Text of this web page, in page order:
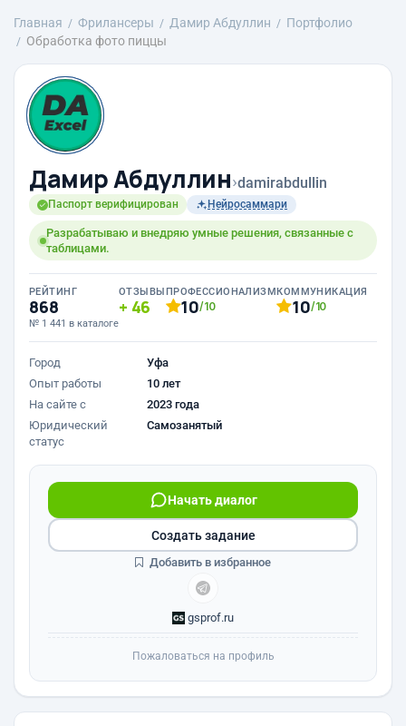
Главная Фрилансеры Дамир Абдуллин
Портфолио
Обработка фото пиццы
Дамир Абдуллин›damirabdullin
Паспорт верифицирован Нейросаммари
Разрабатываю и внедряю умные решения, связанные с
таблицами.
РЕЙТИНГ
868
№ 1 441 в каталоге
ОТЗЫВЫ
46
ПРОФЕССИОНАЛИЗМ
10/10
КОММУНИКАЦИЯ
10/10
Город
Уфа
Опыт работы
10 лет
На сайте с
2023 года
Юридический
статус
Самозанятый
Начать диалог
gsprof.ru
Создать задание
Добавить в избранное
Пожаловаться на профиль